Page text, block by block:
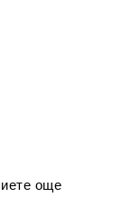
още